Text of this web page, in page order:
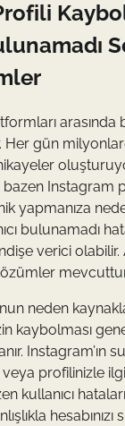
arasında
Her gün
Instagram
yapmanıza
bulunamadı
verici
neden
kaybolması
Instagram’ın
profilinizle
kullanıcı